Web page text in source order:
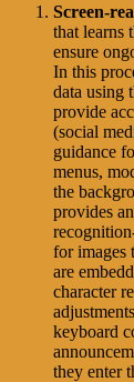
Screen-
that learns
ensure
In this
data using
provide
(social
guidance
menus,
the
provides
for images
are
character
keyboard
they enter